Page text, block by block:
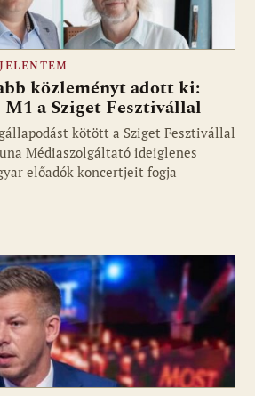
közleményt adott ki:
a Sziget Fesztivállal
kötött a Sziget Fesztivállal
Médiaszolgáltató ideiglenes
előadók koncertjeit fogja